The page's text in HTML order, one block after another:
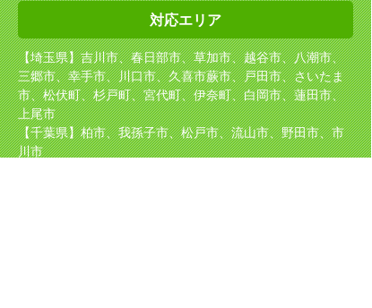
対応エリア
【埼玉県】吉川市、春日部市、草加市、越谷市、八潮市、
三郷市、幸手市、川口市、久喜市蕨市、戸田市、さいたま
市、松伏町、杉戸町、宮代町、伊奈町、白岡市、蓮田市、
上尾市
【千葉県】柏市、我孫子市、松戸市、流山市、野田市、市
川市